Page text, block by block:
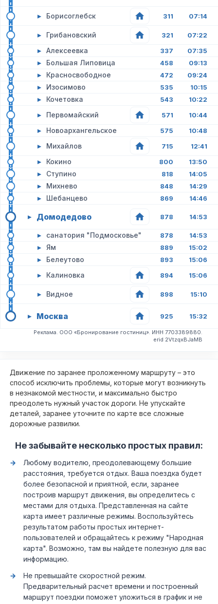
▸ Борисоглебск 311 07:14
▸ Грибановский 321 07:22
▸ Алексеевка 337 07:35
▸ Большая Липовица 458 09:13
▸ Красносвободное 472 09:24
▸ Изосимово 535 10:15
▸ Кочетовка 543 10:22
▸ Первомайский 571 10:44
▸ Новоархангельское 575 10:48
▸ Михайлов 715 12:41
▸ Кокино 800 13:50
▸ Ступино 818 14:05
▸ Михнево 848 14:29
▸ Шебанцево 869 14:46
▸ Домодедово 878 14:53
▸ санатория "Подмосковье" 878 14:53
▸ Ям 889 15:02
▸ Белеутово 893 15:06
▸ Калиновка 894 15:06
▸ Видное 898 15:10
▸ Москва 925 15:32
Реклама. ООО «Бронирование гостиниц». ИНН 7703389880.
erid 2VtzqxBJaMB
Движение по заранее проложенному маршруту – это
способ исключить проблемы, которые могут возникнуть
в незнакомой местности, и максимально быстро
преодолеть нужный участок дороги. Не упускайте
деталей, заранее уточните по карте все сложные
дорожные развилки.
Не забывайте несколько простых правил:
Любому водителю, преодолевающему большие
расстояния, требуется отдых. Ваша поездка будет
более безопасной и приятной, если, заранее
построив маршрут движения, вы определитесь с
местами для отдыха. Представленная на сайте
карта имеет различные режимы. Воспользуйтесь
результатом работы простых интернет-
пользователей и обращайтесь к режиму "Народная
карта". Возможно, там вы найдете полезную для вас
информацию.
Не превышайте скоростной режим.
Предварительный расчет времени и построенный
маршрут поездки поможет уложиться в график и не